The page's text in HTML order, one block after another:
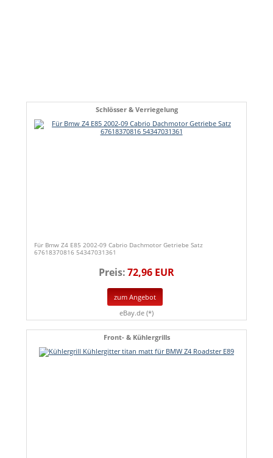
Schlösser & Verriegelung
Für Bmw Z4 E85 2002-09 Cabrio Dachmotor Getriebe Satz
67618370816 54347031361
Preis:72,96 EUR
zum Angebot
eBay.de (*)
Front- & Kühlergrills